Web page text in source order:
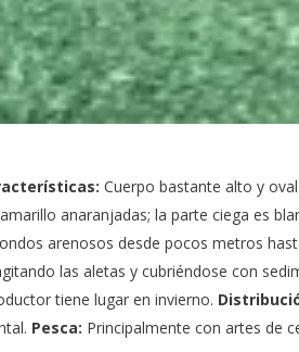
Cuerpo bastante alto y
anaranjadas; la parte ciega es
arenosos desde pocos metros
las aletas y cubriéndose con
tiene lugar en invierno.
Pesca: Principalmente con artes de